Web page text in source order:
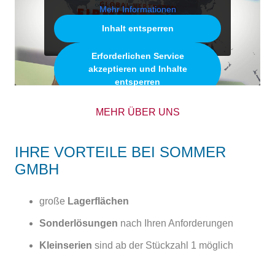
Mehr Informationen
Inhalt entsperren
Erforderlichen Service
akzeptieren und Inhalte
entsperren
MEHR ÜBER UNS
IHRE VORTEILE BEI SOMMER
GMBH
große Lagerflächen
Sonderlösungen nach Ihren Anforderungen
Kleinserien sind ab der Stückzahl 1 möglich